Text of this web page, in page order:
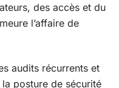
des accès et du
l’affaire de
audits récurrents et
posture de sécurité